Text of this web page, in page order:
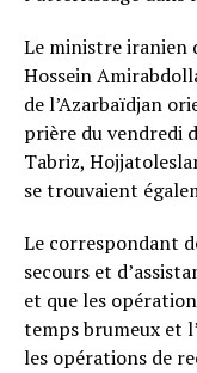
Le ministre iranien
Hossein
de l’Azarbaïdjan
prière du vendredi
Tabriz,
se trouvaient
Le correspondant
secours et
et que les
temps brumeux et
les opérations de